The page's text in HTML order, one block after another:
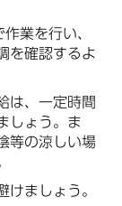
業を行い、
を確認するよ
は、一定時間
しょう。ま
等の涼しい場
けましょう。